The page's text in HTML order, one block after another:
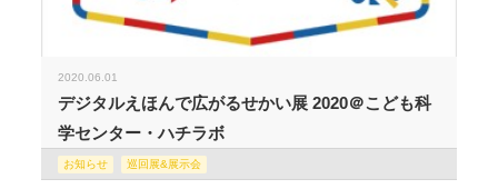
2020.06.01
デジタルえほんで広がるせかい展 2020＠こども科
学センター・ハチラボ
お知らせ 巡回展&展示会